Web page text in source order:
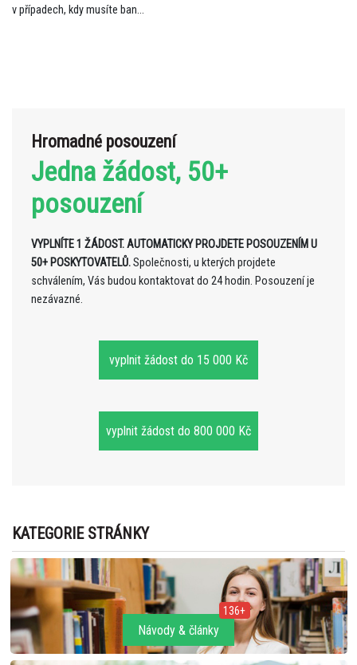
v případech, kdy musíte ban...
Hromadné posouzení
Jedna žádost, 50+
posouzení
VYPLNÍTE 1 ŽÁDOST. AUTOMATICKY PROJDETE POSOUZENÍM U
50+ POSKYTOVATELŮ.Společnosti, u kterých projdete
schválením, Vás budou kontaktovat do 24 hodin. Posouzení je
nezávazné.
vyplnit žádost do 15 000 Kč
vyplnit žádost do 800 000 Kč
KATEGORIE STRÁNKY
Návody & články
136+